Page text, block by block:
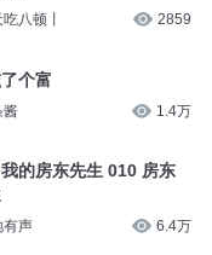
八顿丨 2859
个富
酱 1.4万
的房东先生 010 房东
有声 6.4万